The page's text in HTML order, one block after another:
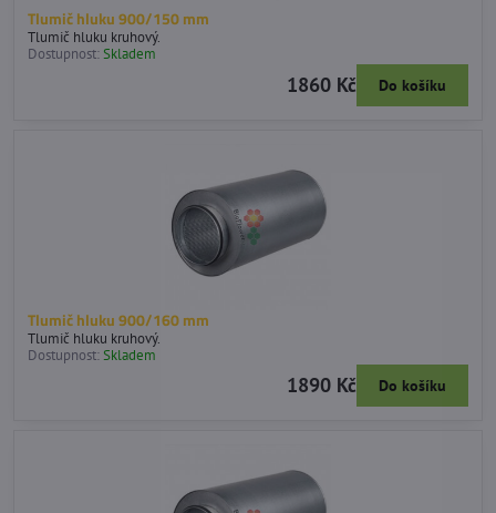
Tlumič hluku 900/150 mm
Tlumič hluku kruhový.
Dostupnost:Skladem
1860 Kč Do košíku
Tlumič hluku 900/160 mm
Tlumič hluku kruhový.
Dostupnost:Skladem
1890 Kč Do košíku